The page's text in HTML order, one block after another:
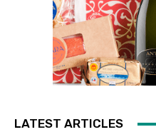
LATEST ARTICLES